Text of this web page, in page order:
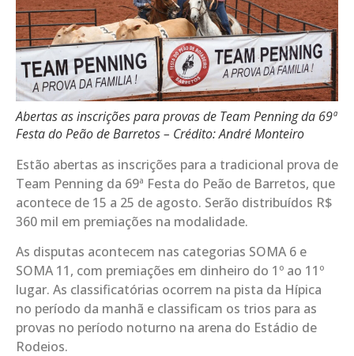
Abertas as inscrições para provas de Team Penning da 69ª
Festa do Peão de Barretos – Crédito: André Monteiro
Estão abertas as inscrições para a tradicional prova de
Team Penning da 69ª Festa do Peão de Barretos, que
acontece de 15 a 25 de agosto. Serão distribuídos R$
360 mil em premiações na modalidade.
As disputas acontecem nas categorias SOMA 6 e
SOMA 11, com premiações em dinheiro do 1º ao 11º
lugar. As classificatórias ocorrem na pista da Hípica
no período da manhã e classificam os trios para as
provas no período noturno na arena do Estádio de
Rodeios.